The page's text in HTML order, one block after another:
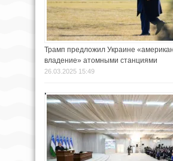
Трамп предложил Украине
владение» атомными станциями
26.03.2025 15:49